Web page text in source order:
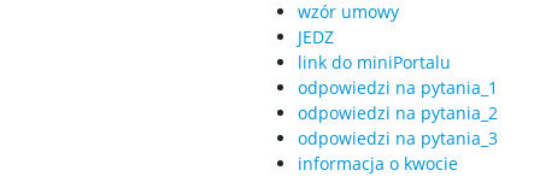
wzór umowy
JEDZ
link do miniPortalu
odpowiedzi na pytania_1
odpowiedzi na pytania_2
odpowiedzi na pytania_3
informacja o kwocie